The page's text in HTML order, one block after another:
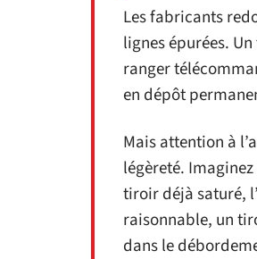
Les fabricants
lignes épurées.
ranger
en dépôt
Mais attention à
légèreté.
tiroir déjà saturé,
raisonnable, un
dans le